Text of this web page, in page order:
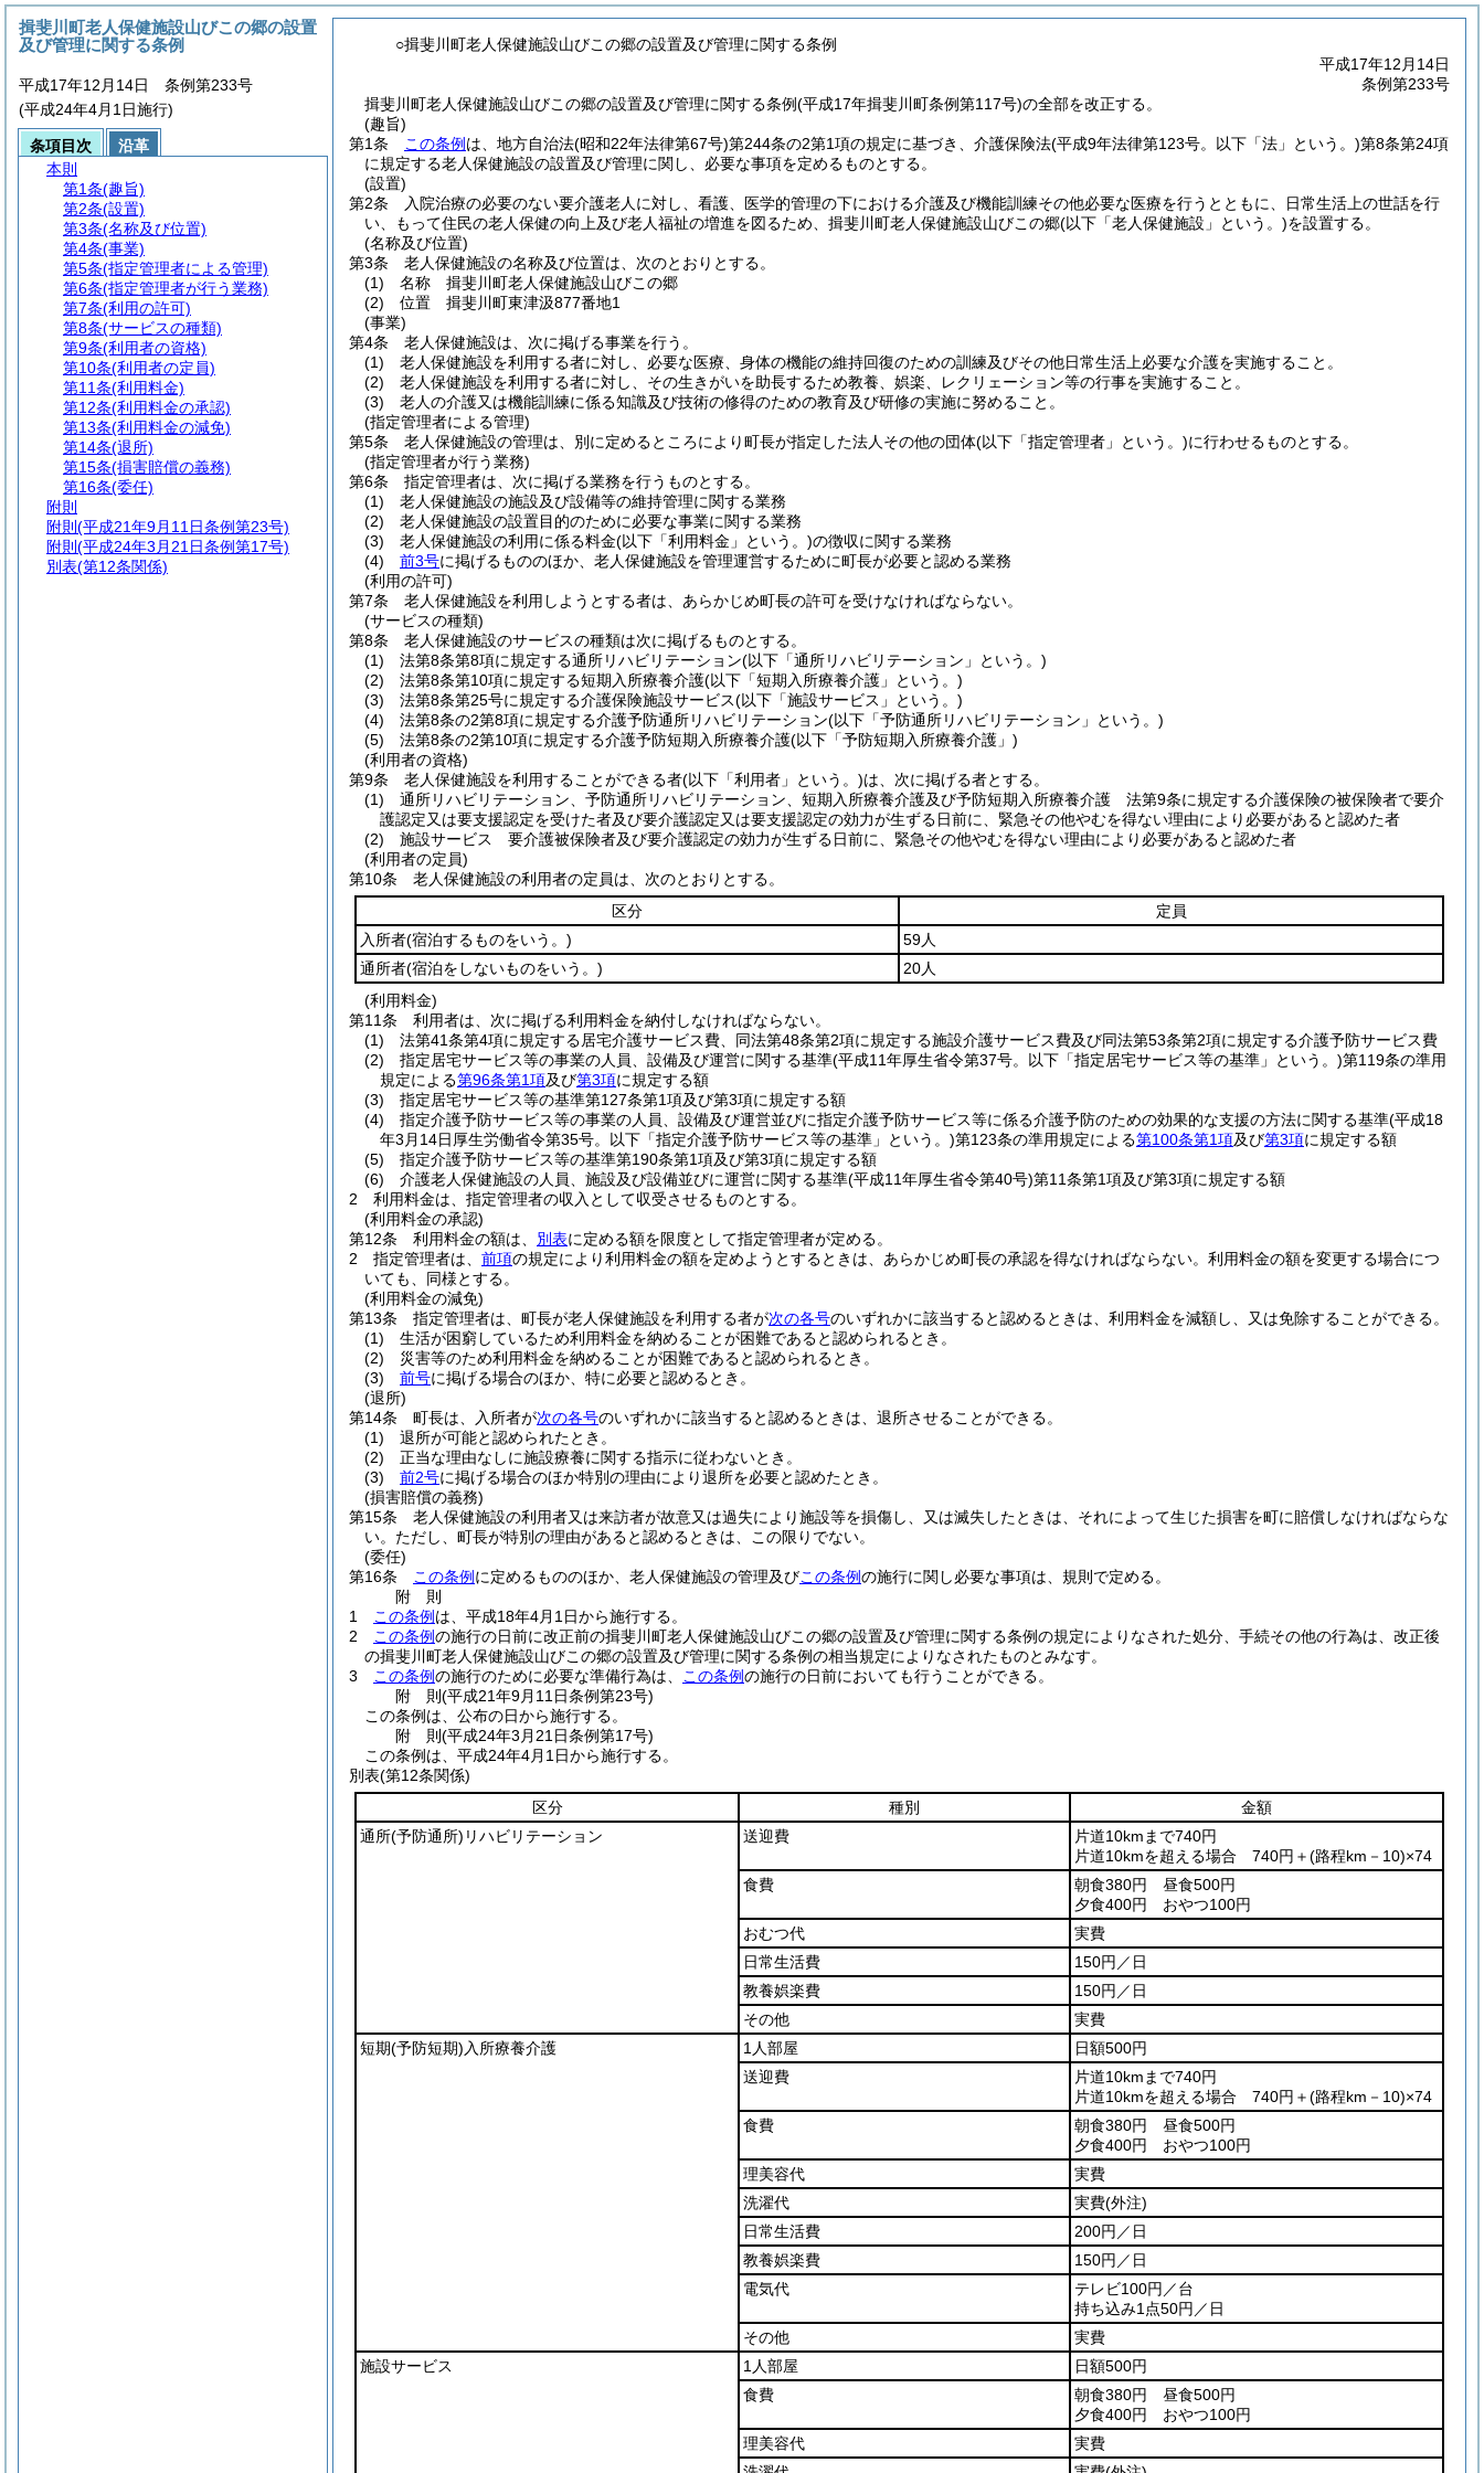
○揖斐川町老人保健施設山びこの郷の設置及び管理に関する条例
平成17年12月14日
条例第233号
揖斐川町老人保健施設山びこの郷の設置及び管理に関する条例(平成17年揖斐川町条例第117号)の全部を改正する。
(趣旨)
第1条
この条例 は、地方自治法(昭和22年法律第67号)第244条の2第1項の規定に基づき、介護保険法(平成9年法律第123号。以下「法」という。)第8条第24項
に規定する老人保健施設の設置及び管理に関し、必要な事項を定めるものとする。
(設置)
第2条
入院治療の必要のない要介護老人に対し、看護、医学的管理の下における介護及び機能訓練その他必要な医療を行うとともに、日常生活上の世話を行
い、もって住民の老人保健の向上及び老人福祉の増進を図るため、揖斐川町老人保健施設山びこの郷(以下「老人保健施設」という。)を設置する。
(名称及び位置)
第3条
老人保健施設の名称及び位置は、次のとおりとする。
(1)
名称 揖斐川町老人保健施設山びこの郷
(2)
位置 揖斐川町東津汲877番地1
(事業)
第4条
老人保健施設は、次に掲げる事業を行う。
(1)
老人保健施設を利用する者に対し、必要な医療、身体の機能の維持回復のための訓練及びその他日常生活上必要な介護を実施すること。
(2)
老人保健施設を利用する者に対し、その生きがいを助長するため教養、娯楽、レクリェーション等の行事を実施すること。
(3)
老人の介護又は機能訓練に係る知識及び技術の修得のための教育及び研修の実施に努めること。
(指定管理者による管理)
第5条
老人保健施設の管理は、別に定めるところにより町長が指定した法人その他の団体(以下「指定管理者」という。)に行わせるものとする。
(指定管理者が行う業務)
第6条
指定管理者は、次に掲げる業務を行うものとする。
(1)
老人保健施設の施設及び設備等の維持管理に関する業務
(2)
老人保健施設の設置目的のために必要な事業に関する業務
(3)
老人保健施設の利用に係る料金(以下「利用料金」という。)の徴収に関する業務
(4)
前3号に掲げるもののほか、老人保健施設を管理運営するために町長が必要と認める業務
(利用の許可)
第7条
老人保健施設を利用しようとする者は、あらかじめ町長の許可を受けなければならない。
(サービスの種類)
第8条
老人保健施設のサービスの種類は次に掲げるものとする。
(1)
法第8条第8項に規定する通所リハビリテーション(以下「通所リハビリテーション」という。)
(2)
法第8条第10項に規定する短期入所療養介護(以下「短期入所療養介護」という。)
(3)
法第8条第25号に規定する介護保険施設サービス(以下「施設サービス」という。)
(4)
法第8条の2第8項に規定する介護予防通所リハビリテーション(以下「予防通所リハビリテーション」という。)
(5)
法第8条の2第10項に規定する介護予防短期入所療養介護(以下「予防短期入所療養介護」)
(利用者の資格)
第9条
老人保健施設を利用することができる者(以下「利用者」という。)は、次に掲げる者とする。
(1)
通所リハビリテーション、予防通所リハビリテーション、短期入所療養介護及び予防短期入所療養介護 法第9条に規定する介護保険の被保険者で要介
護認定又は要支援認定を受けた者及び要介護認定又は要支援認定の効力が生ずる日前に、緊急その他やむを得ない理由により必要があると認めた者
(2)
施設サービス 要介護被保険者及び要介護認定の効力が生ずる日前に、緊急その他やむを得ない理由により必要があると認めた者
(利用者の定員)
第10条
老人保健施設の利用者の定員は、次のとおりとする。
区分
定員
入所者(宿泊するものをいう。)
59人
通所者(宿泊をしないものをいう。)
20人
(利用料金)
第11条
利用者は、次に掲げる利用料金を納付しなければならない。
(1)
法第41条第4項に規定する居宅介護サービス費、同法第48条第2項に規定する施設介護サービス費及び同法第53条第2項に規定する介護予防サービス費
(2)
指定居宅サービス等の事業の人員、設備及び運営に関する基準(平成11年厚生省令第37号。以下「指定居宅サービス等の基準」という。)第119条の準用
規定による第96条第1項及び第3項に規定する額
(3)
指定居宅サービス等の基準第127条第1項及び第3項に規定する額
(4)
指定介護予防サービス等の事業の人員、設備及び運営並びに指定介護予防サービス等に係る介護予防のための効果的な支援の方法に関する基準(平成18
年3月14日厚生労働省令第35号。以下「指定介護予防サービス等の基準」という。)第123条の準用規定による第100条第1項及び第3項に規定する額
(5)
指定介護予防サービス等の基準第190条第1項及び第3項に規定する額
(6)
介護老人保健施設の人員、施設及び設備並びに運営に関する基準(平成11年厚生省令第40号)第11条第1項及び第3項に規定する額
2
利用料金は、指定管理者の収入として収受させるものとする。
(利用料金の承認)
第12条
利用料金の額は、 別表に定める額を限度として指定管理者が定める。
2
指定管理者は、 前項の規定により利用料金の額を定めようとするときは、あらかじめ町長の承認を得なければならない。 利用料金の額を変更する場合につ
いても、同様とする。
(利用料金の減免)
第13条
指定管理者は、町長が老人保健施設を利用する者が次の各号のいずれかに該当すると認めるときは、利用料金を減額し、又は免除することができる。
(1)
生活が困窮しているため利用料金を納めることが困難であると認められるとき。
(2)
災害等のため利用料金を納めることが困難であると認められるとき。
(3)
前号に掲げる場合のほか、特に必要と認めるとき。
(退所)
第14条
町長は、入所者が次の各号のいずれかに該当すると認めるときは、退所させることができる。
(1)
退所が可能と認められたとき。
(2)
正当な理由なしに施設療養に関する指示に従わないとき。
(3)
前2号に掲げる場合のほか特別の理由により退所を必要と認めたとき。
(損害賠償の義務)
第15条
老人保健施設の利用者又は来訪者が故意又は過失により施設等を損傷し、又は滅失したときは、それによって生じた損害を町に賠償しなければならな
い。 ただし、町長が特別の理由があると認めるときは、この限りでない。
(委任)
第16条
この条例 に定めるもののほか、老人保健施設の管理及びこの条例の施行に関し必要な事項は、規則で定める。
附 則
1
この条例 は、平成18年4月1日から施行する。
2
この条例の施行の日前に改正前の揖斐川町老人保健施設山びこの郷の設置及び管理に関する条例の規定によりなされた処分、手続その他の行為は、改正後
の揖斐川町老人保健施設山びこの郷の設置及び管理に関する条例の相当規定によりなされたものとみなす。
3
この条例の施行のために必要な準備行為は、 この条例の施行の日前においても行うことができる。
附 則(平成21年9月11日条例第23号)
この条例は、公布の日から施行する。
附 則(平成24年3月21日条例第17号)
この条例は、平成24年4月1日から施行する。
別表(第12条関係)
区分
種別
金額
通所(予防通所) リハビリテーション 送迎費
片道10kmまで740円
片道10kmを超える場合 740円＋(路程km－10)×74
食費
朝食380円 昼食500円
夕食400円 おやつ100円
おむつ代
実費
日常生活費
150円／日
教養娯楽費
150円／日
その他
実費
短期(予防短期) 入所療養介護 1人部屋
日額500円
送迎費
片道10kmまで740円
片道10kmを超える場合 740円＋(路程km－10)×74
食費
朝食380円 昼食500円
夕食400円 おやつ100円
理美容代
実費
洗濯代
実費(外注)
日常生活費
200円／日
教養娯楽費
150円／日
電気代
テレビ100円／台
持ち込み1点50円／日
その他
実費
施設サービス
1人部屋
日額500円
食費
朝食380円 昼食500円
夕食400円 おやつ100円
理美容代
実費
揖斐川町老人保健施設山びこの郷の設置
及び管理に関する条例
平成17年12月14日 条例第233号
(平成24年4月1日施行)
条項目次
沿革
本則
第1条(趣旨)
第2条(設置)
第3条(名称及び位置)
第4条(事業)
第5条(指定管理者による管理)
第6条(指定管理者が行う業務)
第7条(利用の許可)
第8条(サービスの種類)
第9条(利用者の資格)
第10条(利用者の定員)
第11条(利用料金)
第12条(利用料金の承認)
第13条(利用料金の減免)
第14条(退所)
第15条(損害賠償の義務)
第16条(委任)
附則
附則 (平成21年9月11日条例第23号)
附則 (平成24年3月21日条例第17号)
別表(第12条関係)